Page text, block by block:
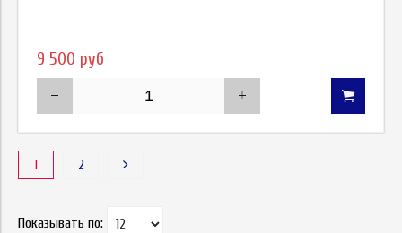
9 500 руб
1 2
Показывать по: